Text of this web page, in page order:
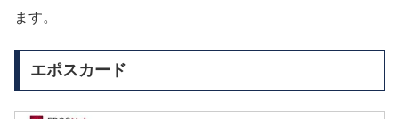
ます。
エポスカード